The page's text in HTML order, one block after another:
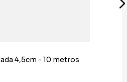
4,5cm - 10 metros